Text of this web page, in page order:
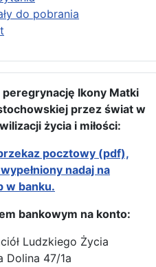
do pobrania
Ikony Matki
przez świat w
życia i miłości:
pocztowy (pdf),
nadaj na
w banku.
bankowym na konto:
Ludzkiego Życia
Dolina 47/1a